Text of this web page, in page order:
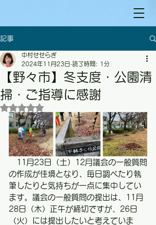
記事
【野々市】冬支度・公園清
掃・ご指導に感謝
中村せせらぎ
2024年11月23日 読了時間: 1分
5つ星のうちNaNと評価されています。
11月23日（土）12月議会の一般質問
の作成が佳境となり、毎日調べたり執
筆したりと気持ちが一点に集中してい
ます。議会の一般質問の提出は、11月
28日（木）正午が締切ですが、26日
（火）には提出したいと考えていま